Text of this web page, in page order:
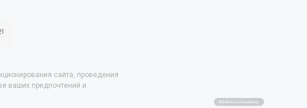
сайта, проведения
ваших предпочтений и